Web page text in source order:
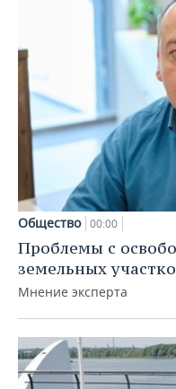
Общество 00:00
Проблемы с
земельных
Мнение эксперта